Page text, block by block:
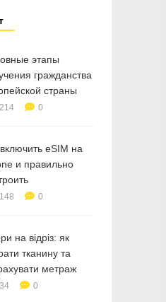
этапы
гражданства
страны
0
eSIM на
и правильно
0
на відріз: як
тканину та
метраж
0